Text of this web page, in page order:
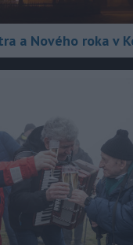
a Nového roka v